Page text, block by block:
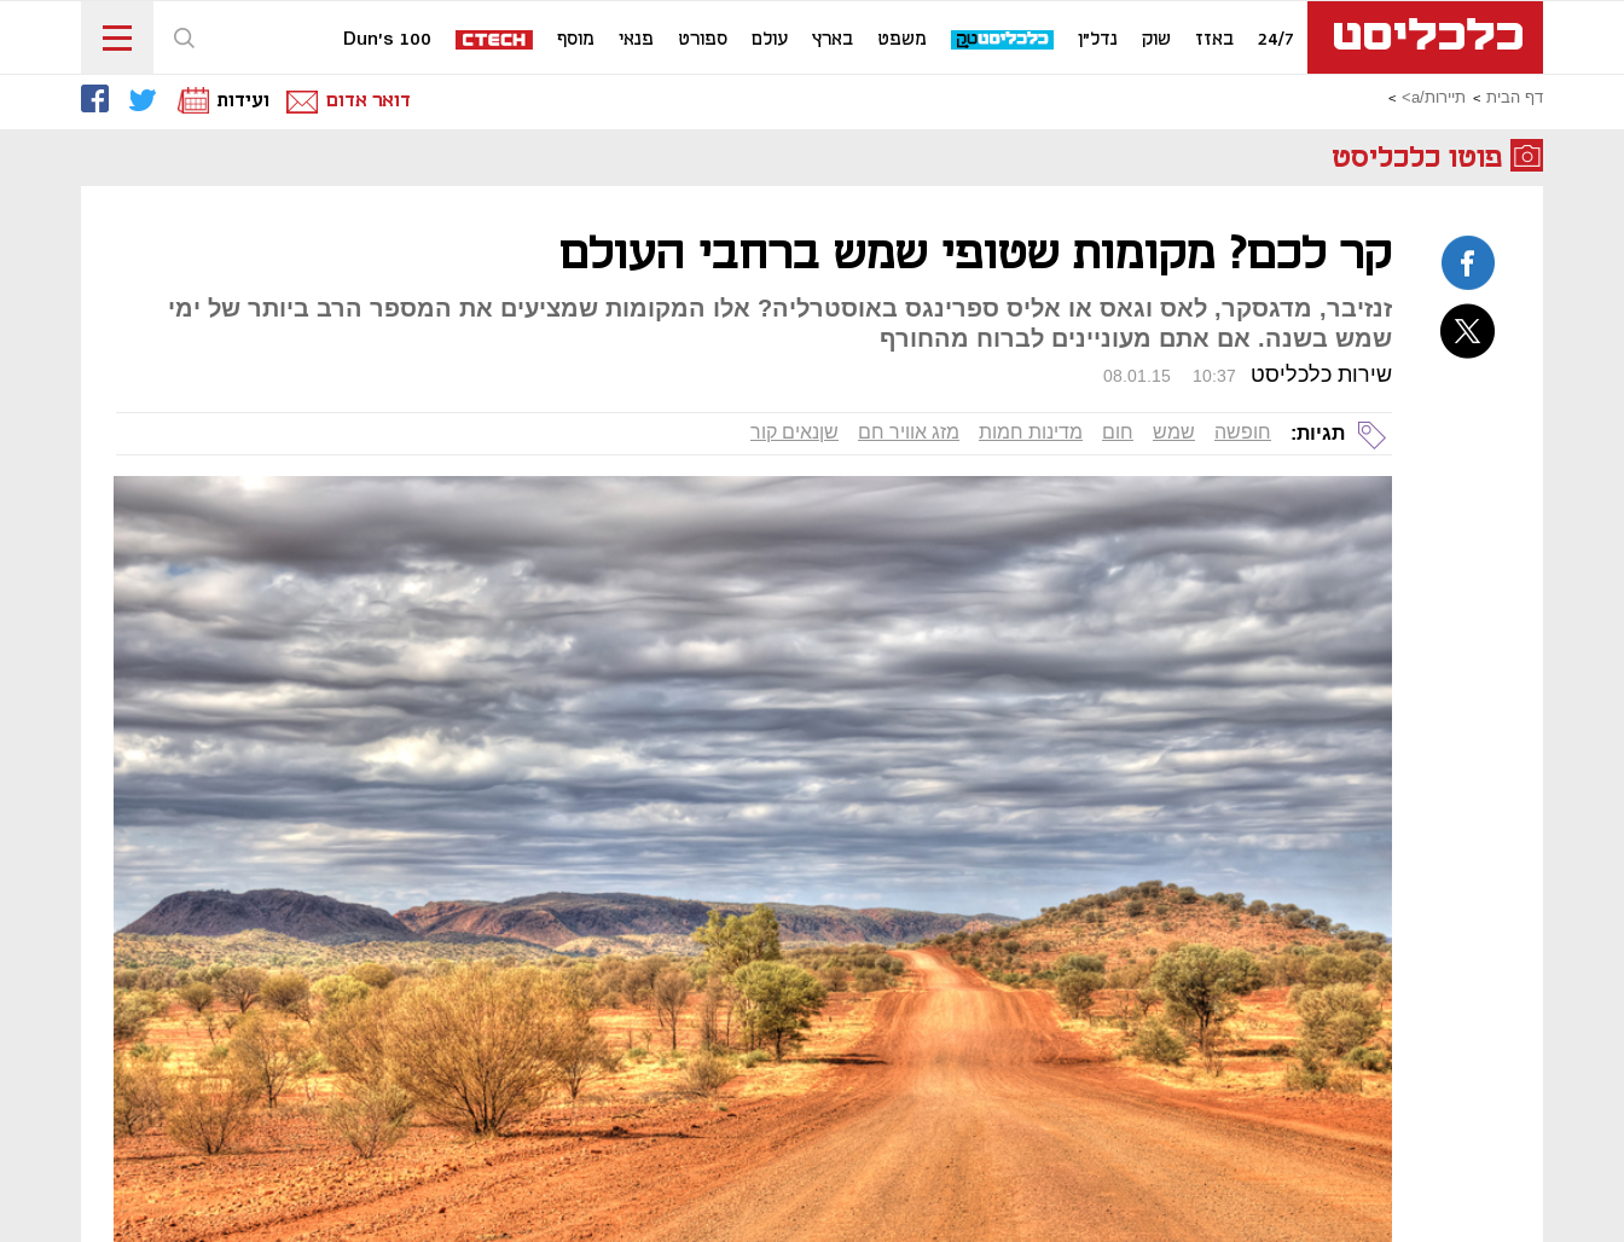
24/7 באזז שוק נדל"ן משפט בארץ עולם ספורט פנאי מוסף Dun's 100
דף הבית תיירות/a> דואר אדום ועידות
פוטו כלכליסט
קר לכם? מקומות שטופי שמש ברחבי העולם
זנזיבר, מדגסקר, לאס וגאס או אליס ספרינגס באוסטרליה? אלו המקומות שמציעים את המספר הרב ביותר של ימי
שמש בשנה. אם אתם מעוניינים לברוח מהחורף
שירות כלכליסט 10:37
08.01.15
תגיות: חופשה שמש חום מדינות חמות מזג אוויר חם שןנאים קור